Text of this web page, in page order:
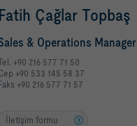
Fatih Çağlar Topbaş
& Operations Manager
+90 216 577 71 50
+90 533 145 58 37
+90 216 577 71 57
İletişim formu